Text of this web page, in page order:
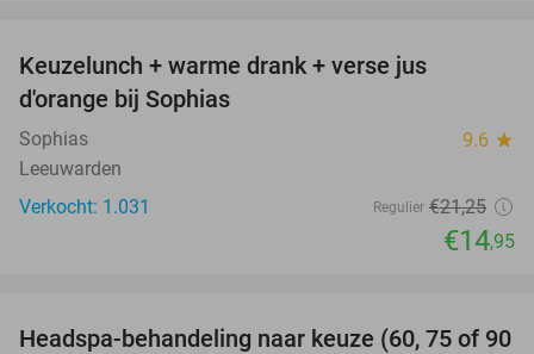
Keuzelunch + warme drank + verse jus
d'orange bij Sophias
Sophias 9.6 star
Leeuwarden
Verkocht: 1.031
Regulier €21,25
€14,95
Headspa-behandeling naar keuze (60, 75 of 90